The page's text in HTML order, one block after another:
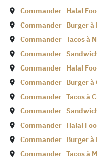
Commander Halal
Commander Burger à
Commander Tacos à
Commander
Commander Halal
Commander Burger à
Commander Tacos à
Commander
Commander Halal
Commander Burger à
Commander Tacos à